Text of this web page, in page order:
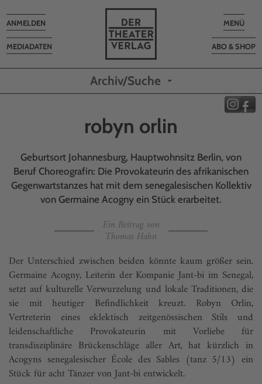
Toggle
MENÜ
ABO & SHOP
MEDIADATEN
Toggle
navigation
ANMELDEN
Archiv/Suche
robyn orlin
Geburtsort Johannesburg, Hauptwohnsitz Berlin, von
Beruf Choreografin: Die Provokateurin des afrikanischen
Gegenwartstanzes hat mit dem senegalesischen Kollektiv
von Germaine Acogny ein Stück erarbeitet.
Ein Beitrag von
Thomas Hahn
Der Unterschied zwischen beiden könnte kaum größer sein.
Germaine Acogny, Leiterin der Kompanie Jant-bi im Senegal,
setzt auf kulturelle Verwurzelung und lokale Traditionen, die
sie mit heutiger Befindlichkeit kreuzt. Robyn Orlin,
Vertreterin eines eklektisch zeitgenössischen Stils und
leidenschaftliche Provokateurin mit Vorliebe für
transdisziplinäre Brückenschläge aller Art, hat kürzlich in
Acogyns senegalesischer École des Sables (tanz 5/13) ein
Stück für acht Tänzer von Jant-bi entwickelt.